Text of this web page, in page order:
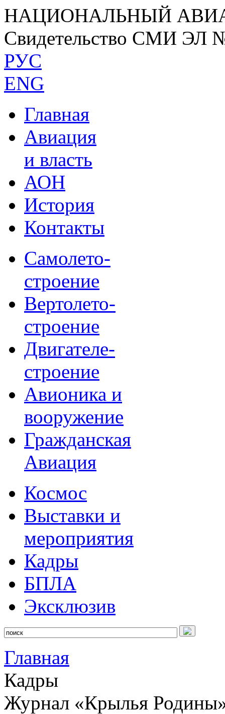
НАЦИОНАЛЬНЫЙ
Свидетельство СМИ ЭЛ
РУС
ENG
Главная
Авиация
и власть
АОН
История
Контакты
Самолето-
строение
Вертолето-
строение
Двигателе-
строение
Авионика и
вооружение
Гражданская
Авиация
Космос
Выставки и
мероприятия
Кадры
БПЛА
Эксклюзив
Главная
Кадры
Журнал «Крылья